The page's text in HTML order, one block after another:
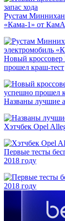
Рустам
«Кама-1» от
Новый кроссовер
прошел краш-тест
Названы лучшие
Хэтчбек Opel
Первые тесты
2018 году